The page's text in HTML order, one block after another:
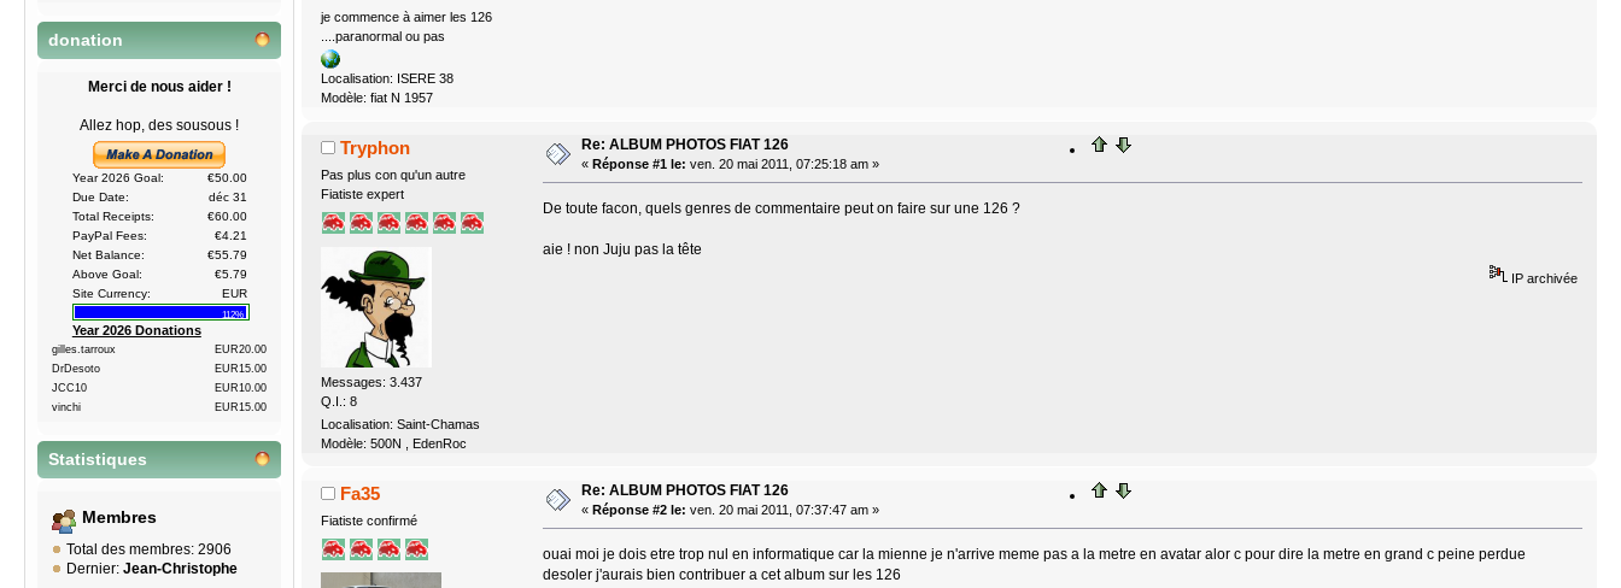
donation
Merci de nous aider !
Allez hop, des sousous !
Year 2026 Goal:
€50.00
Due Date:
déc 31
Total Receipts:
€60.00
PayPal Fees:
€4.21
Net Balance:
€55.79
Above Goal:
€5.79
Site Currency:
EUR
112%
Year 2026 Donations
gilles.tarroux
EUR20.00
DrDesoto
EUR15.00
JCC10
EUR10.00
vinchi
EUR15.00
Statistiques
Membres
Total des membres: 2906
Dernier: Jean-Christophe
je commence à aimer les 126
....paranormal ou pas
Localisation: ISERE 38
Modèle: fiat N 1957
Tryphon
Pas plus con qu'un autre
Fiatiste expert
Messages: 3.437
Q.I.: 8
Localisation: Saint-Chamas
Modèle: 500N , EdenRoc
Re: ALBUM PHOTOS FIAT 126
« Réponse #1 le: ven. 20 mai 2011, 07:25:18 am »
De toute facon, quels genres de commentaire peut on faire sur une 126 ?
aie ! non Juju pas la tête
IP archivée
Fa35
Fiatiste confirmé
Re: ALBUM PHOTOS FIAT 126
« Réponse #2 le: ven. 20 mai 2011, 07:37:47 am »
ouai moi je dois etre trop nul en informatique car la mienne je n'arrive meme pas a la metre en avatar alor c pour dire la metre en grand c peine perdue
desoler j'aurais bien contribuer a cet album sur les 126